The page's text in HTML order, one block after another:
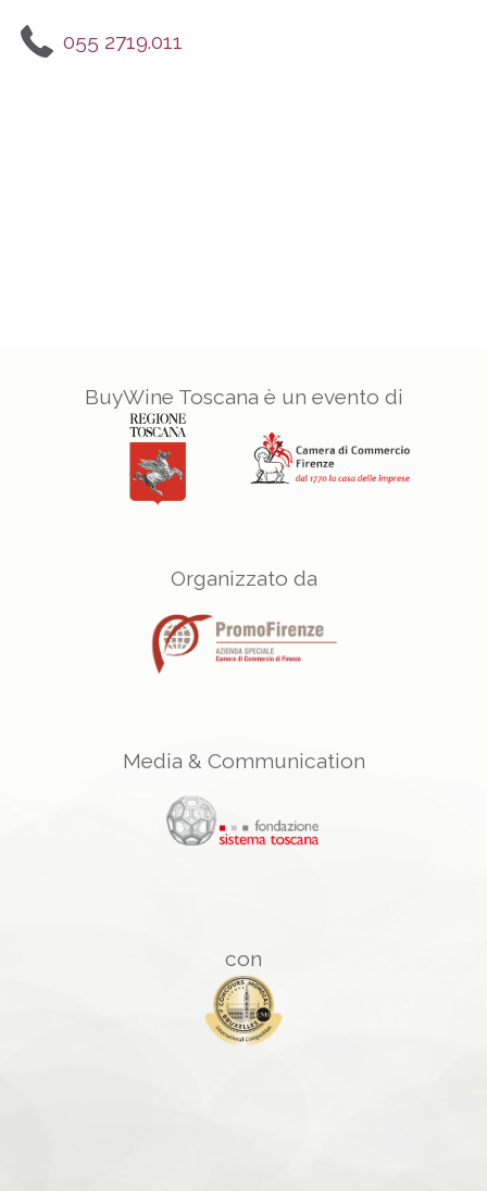
055 2719.011
BuyWine Toscana è un evento di
Organizzato da
Media & Communication
con